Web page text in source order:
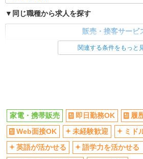
同じ職種から求人を探す
販売・接客サービ
日払い
車通勤
交通費支給
社会保
社員登用あり
関連する条件をもっと
家電・携帯販売 即日勤務OK
履
Web面接OK
未経験歓迎
ミド
英語が活かせる
語学力を活かせる